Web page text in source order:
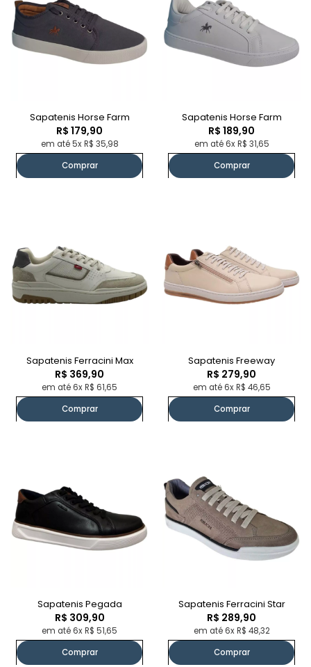
Sapatenis Horse Farm
R$ 179,90
em até 5x R$ 35,98
Comprar
Sapatenis Horse Farm
R$ 189,90
em até 6x R$ 31,65
Comprar
Sapatenis Ferracini Max
R$ 369,90
em até 6x R$ 61,65
Comprar
Sapatenis Freeway
R$ 279,90
em até 6x R$ 46,65
Comprar
Sapatenis Pegada
R$ 309,90
em até 6x R$ 51,65
Comprar
Sapatenis Ferracini Star
R$ 289,90
em até 6x R$ 48,32
Comprar